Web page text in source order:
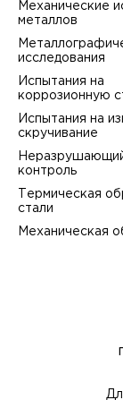
Механические
металлов
исследования
Испытания на
коррозионную
Испытания на
скручивание
контроль
Термическая
стали
Механическая